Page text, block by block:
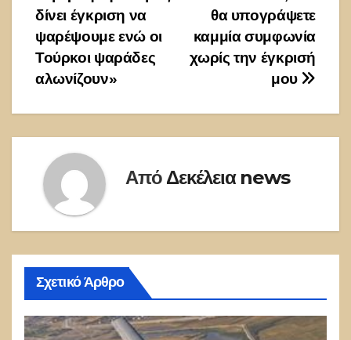
θα υπογράψετε
καμμία συμφωνία
χωρίς την έγκρισή
μου
δίνει έγκριση να
ψαρέψουμε ενώ οι
Τούρκοι ψαράδες
αλωνίζουν»
Από Δεκέλεια news
Σχετικό Άρθρο